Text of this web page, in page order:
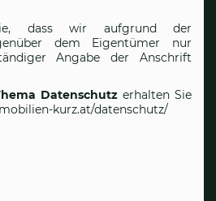
dass wir aufgrund der
dem Eigentümer nur
Angabe der Anschrift
Datenschutz erhalten Sie
kurz.at/datenschutz/